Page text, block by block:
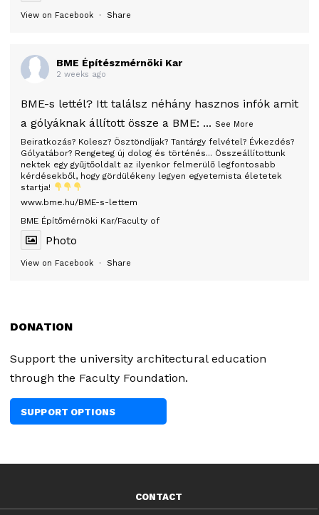
View on Facebook · Share
BME Építészmérnöki Kar
2 weeks ago
BME-s lettél? Itt találsz néhány hasznos infók amit
a gólyáknak állított össze a BME:
Beiratkozás? Kolesz? Ösztöndíjak? Tantárgy felvétel? Évkezdés?
Gólyatábor? Rengeteg új dolog és történés... Összeállítottunk
nektek egy gyűjtőoldalt az ilyenkor felmerülő legfontosabb
kérdésekből, hogy gördülékeny legyen egyetemista életetek
startja!
www.bme.hu/BME-s-lettem
BME Építőmérnöki Kar/Faculty of
... See More
Photo
View on Facebook · Share
DONATION
Support the university architectural education
through the Faculty Foundation.
SUPPORT OPTIONS
CONTACT